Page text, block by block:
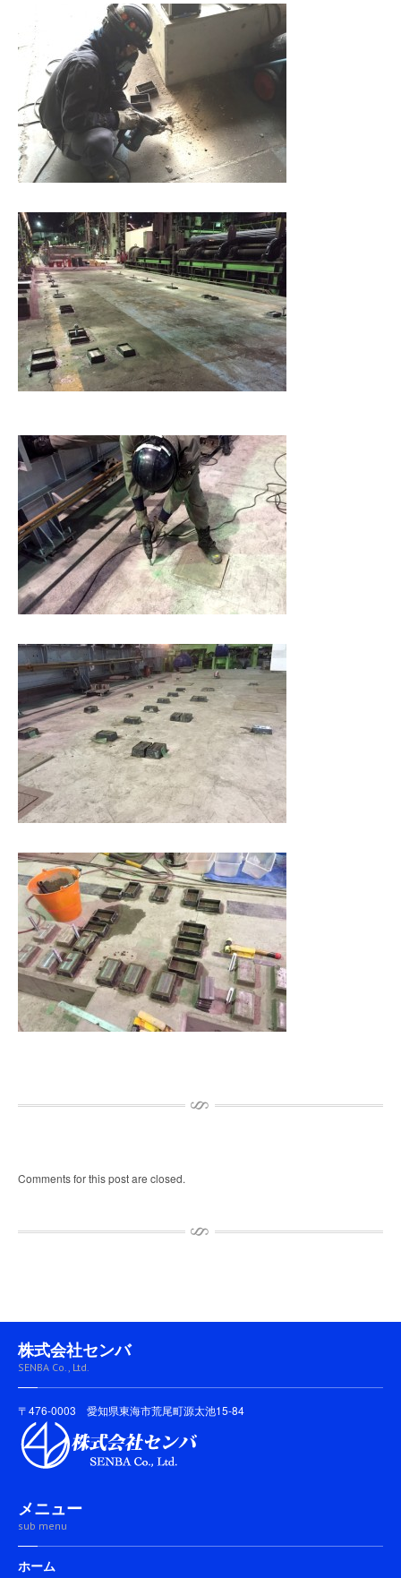
Comments for this post are closed.
株式会社センバ
SENBA Co., Ltd.
〒476-0003 愛知県東海市荒尾町源太池15-84
メニュー
sub menu
ホーム